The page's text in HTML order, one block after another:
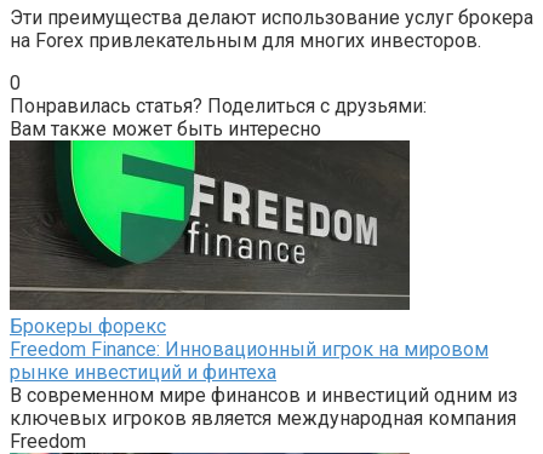
Эти преимущества делают использование услуг брокера
на Forex привлекательным для многих инвесторов.
0
Понравилась статья? Поделиться с друзьями:
Вам также может быть интересно
Брокеры форекс
Freedom Finance: Инновационный игрок на мировом
рынке инвестиций и финтеха
В современном мире финансов и инвестиций одним из
ключевых игроков является международная компания
Freedom